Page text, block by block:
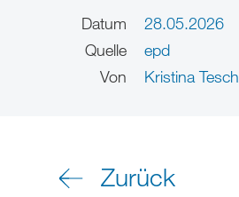
Datum
28.05.2026
Quelle
epd
Von
Kristina Tesch
Zurück